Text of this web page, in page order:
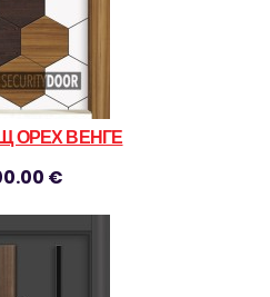
ОРЕХ ВЕНГЕ
€